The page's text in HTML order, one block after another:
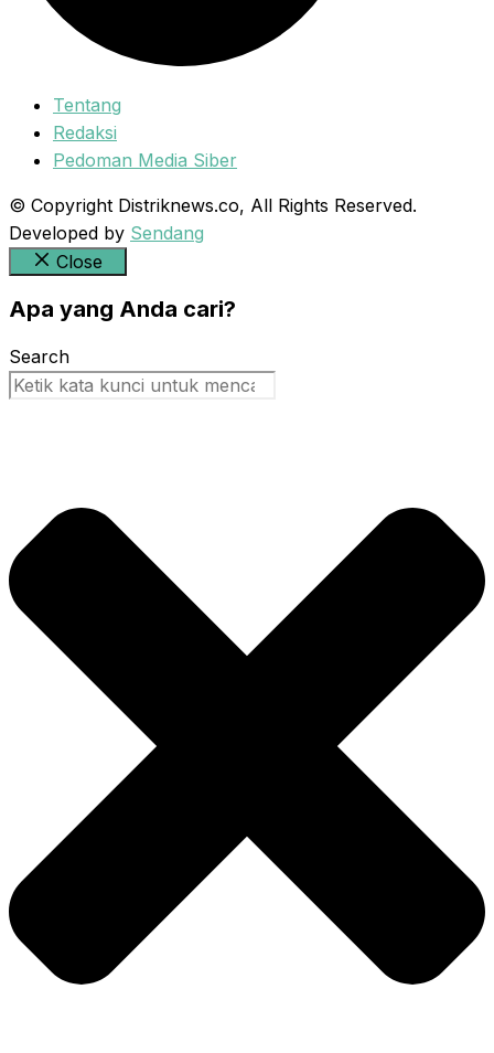
Tentang
Redaksi
Pedoman Media Siber
© Copyright Distriknews.co, All Rights Reserved.
Developed by Sendang
Close
Apa yang Anda cari?
Search